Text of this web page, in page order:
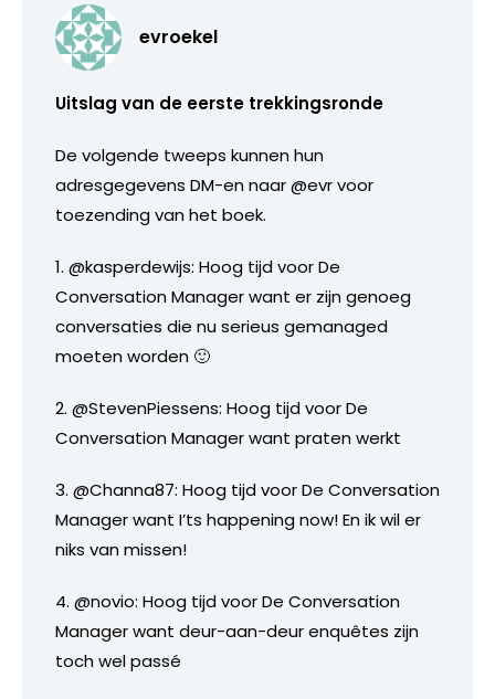
evroekel
Uitslag van de eerste trekkingsronde
De volgende tweeps kunnen hun
adresgegevens DM-en naar @evr voor
toezending van het boek.
1. @kasperdewijs: Hoog tijd voor De
Conversation Manager want er zijn genoeg
conversaties die nu serieus gemanaged
moeten worden 🙂
2. @StevenPiessens: Hoog tijd voor De
Conversation Manager want praten werkt
3. @Channa87: Hoog tijd voor De Conversation
Manager want I’ts happening now! En ik wil er
niks van missen!
4. @novio: Hoog tijd voor De Conversation
Manager want deur-aan-deur enquêtes zijn
toch wel passé